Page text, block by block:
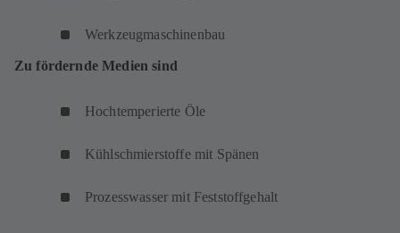
Werkzeugmaschinenbau
Zu fördernde Medien sind
Hochtemperierte Öle
Kühlschmierstoffe mit Spänen
Prozesswasser mit Feststoffgehalt